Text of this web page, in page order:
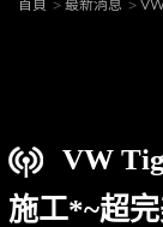
首頁 最新消息
VW
施工*~超